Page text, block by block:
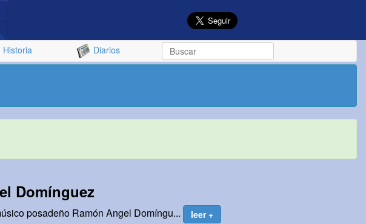
Historia Diarios
Domínguez
posadeño Ramón Angel Domíngu... leer +